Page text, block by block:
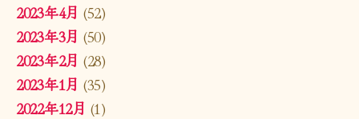
2023年4月 (52)
2023年3月 (50)
2023年2月 (28)
2023年1月 (35)
2022年12月 (1)